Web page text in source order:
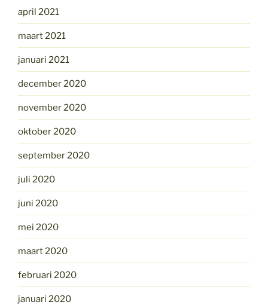
april 2021
maart 2021
januari 2021
december 2020
november 2020
oktober 2020
september 2020
juli 2020
juni 2020
mei 2020
maart 2020
februari 2020
januari 2020